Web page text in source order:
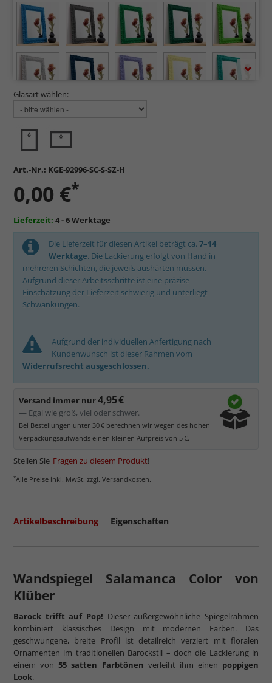
Glasart wählen:
Art.-Nr.: KGE-92996-SC-S-SZ-H
0,00 €*
Lieferzeit: 4 - 6 Werktage
Die Lieferzeit für diesen Artikel beträgt ca. 7–14
Werktage. Die Lackierung erfolgt von Hand in
mehreren Schichten, die jeweils aushärten müssen.
Aufgrund dieser Arbeitsschritte ist eine präzise
Einschätzung der Lieferzeit schwierig und unterliegt
Schwankungen.
Aufgrund der individuellen Anfertigung nach
Kundenwunsch ist dieser Rahmen vom
Widerrufsrecht ausgeschlossen.
Versand immer nur4,95 €
— Egal wie groß, viel oder schwer.
Bei Bestellungen unter 30 € berechnen wir wegen des hohen
Verpackungsaufwands einen kleinen Aufpreis von 5 €.
Stellen Sie Fragen zu diesem Produkt!
*Alle Preise inkl. MwSt. zzgl. Versandkosten.
Artikelbeschreibung Eigenschaften
Wandspiegel Salamanca Color von
Klüber
Barock trifft auf Pop! Dieser außergewöhnliche Spiegelrahmen
kombiniert klassisches Design mit modernen Farben. Das
geschwungene, breite Profil ist detailreich verziert mit floralen
Ornamenten im traditionellen Barockstil – doch die Lackierung in
einem von 55 satten Farbtönen verleiht ihm einen poppigen
Look.